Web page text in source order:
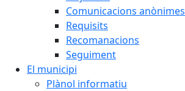
Comunicacions anònimes
Requisits
Recomanacions
Seguiment
El municipi
Plànol informatiu